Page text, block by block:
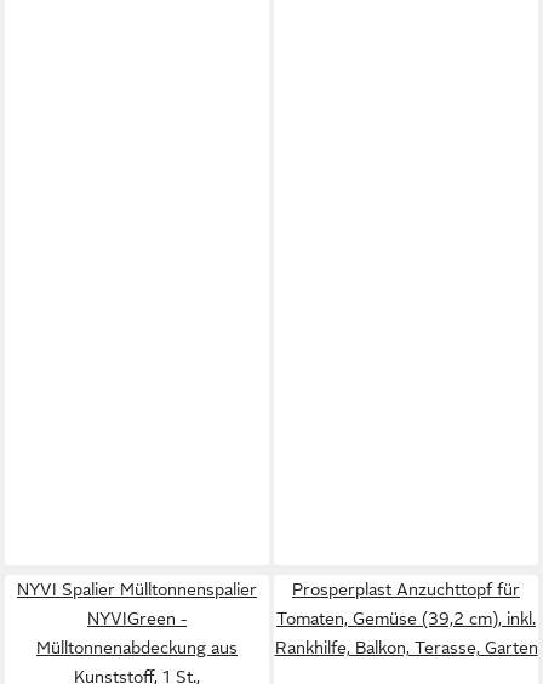
NYVI Spalier Mülltonnenspalier
NYVIGreen -
Mülltonnenabdeckung aus
Kunststoff, 1 St.,
Prosperplast Anzuchttopf für
Tomaten, Gemüse (39,2 cm), inkl.
Rankhilfe, Balkon, Terasse, Garten